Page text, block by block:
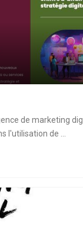
de marketing
l'utilisation de ...